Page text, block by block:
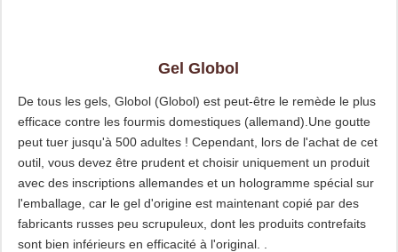
Gel Globol
De tous les gels, Globol (Globol) est peut-être le remède le plus
efficace contre les fourmis domestiques (allemand).Une goutte
peut tuer jusqu'à 500 adultes ! Cependant, lors de l'achat de cet
outil, vous devez être prudent et choisir uniquement un produit
avec des inscriptions allemandes et un hologramme spécial sur
l'emballage, car le gel d'origine est maintenant copié par des
fabricants russes peu scrupuleux, dont les produits contrefaits
sont bien inférieurs en efficacité à l'original. .